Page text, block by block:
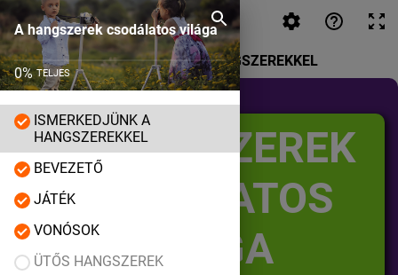
A hangszerek csodálatos világa
0%TELJES
ISMERKEDJÜNK A
HANGSZEREKKEL
BEVEZETŐ
JÁTÉK
VONÓSOK
ÜTŐS HANGSZEREK
A hangszerek csodálatos világa
ISMERKEDJÜNK A HANGSZEREKKEL
A HANGSZEREK
CSODÁLATOS
VILÁGA